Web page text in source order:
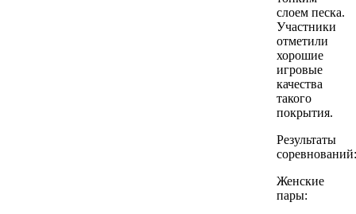
слоем песка.
Участники
отметили
хорошие
игровые
качества
такого
покрытия.
Результаты
соревнований:
Женские
пары: